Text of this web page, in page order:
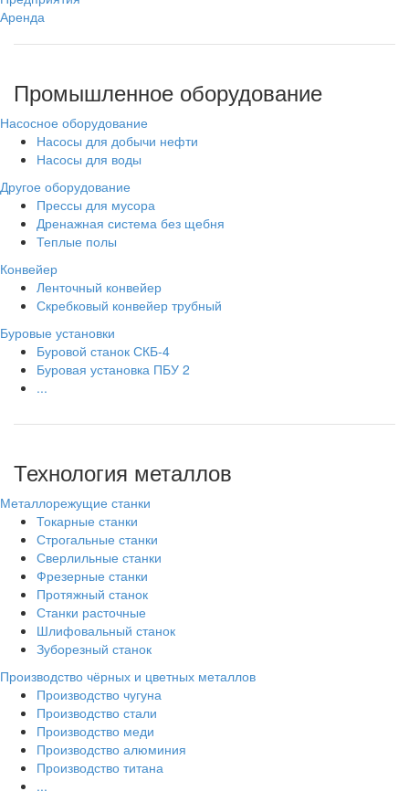
Аренда
Промышленное оборудование
Насосное оборудование
Насосы для добычи нефти
Насосы для воды
Другое оборудование
Прессы для мусора
Дренажная система без щебня
Теплые полы
Конвейер
Ленточный конвейер
Скребковый конвейер трубный
Буровые установки
Буровой станок СКБ-4
Буровая установка ПБУ 2
...
Технология металлов
Металлорежущие станки
Токарные станки
Строгальные станки
Сверлильные станки
Фрезерные станки
Протяжный станок
Станки расточные
Шлифовальный станок
Зуборезный станок
Производство чёрных и цветных металлов
Производство чугуна
Производство стали
Производство меди
Производство алюминия
Производство титана
...